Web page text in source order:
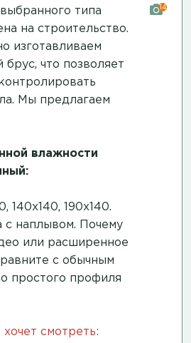
типа
на строительство.
изготавливаем
что позволяет
Мы предлагаем
влажности
140х140, 190х140.
с наплывом. Почему
или расширенное
с обычным
простого профиля
смотреть:
14